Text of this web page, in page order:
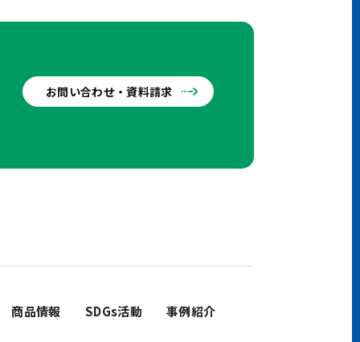
お問い合わせ・資料請求
商品情報 SDGs活動 事例紹介